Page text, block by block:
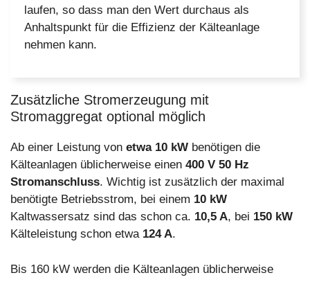
laufen, so dass man den Wert durchaus als
Anhaltspunkt für die Effizienz der Kälteanlage
nehmen kann.
Zusätzliche Stromerzeugung mit
Stromaggregat optional möglich
Ab einer Leistung von etwa 10 kW benötigen die
Kälteanlagen üblicherweise einen 400 V 50 Hz
Stromanschluss. Wichtig ist zusätzlich der maximal
benötigte Betriebsstrom, bei einem 10 kW
Kaltwassersatz sind das schon ca. 10,5 A, bei 150 kW
Kälteleistung schon etwa 124 A.
Bis 160 kW werden die Kälteanlagen üblicherweise